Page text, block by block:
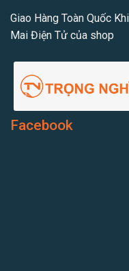
Giao Hàng Toàn Quốc
Mai Điện Tử của shop
Facebook